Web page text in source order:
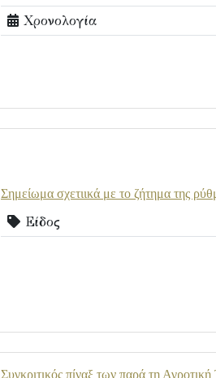
Χρονολογία
Σημείωμα σχετιικά με το ζήτημα της
Είδος
Συγκριτικός πίναξ των παρά τη